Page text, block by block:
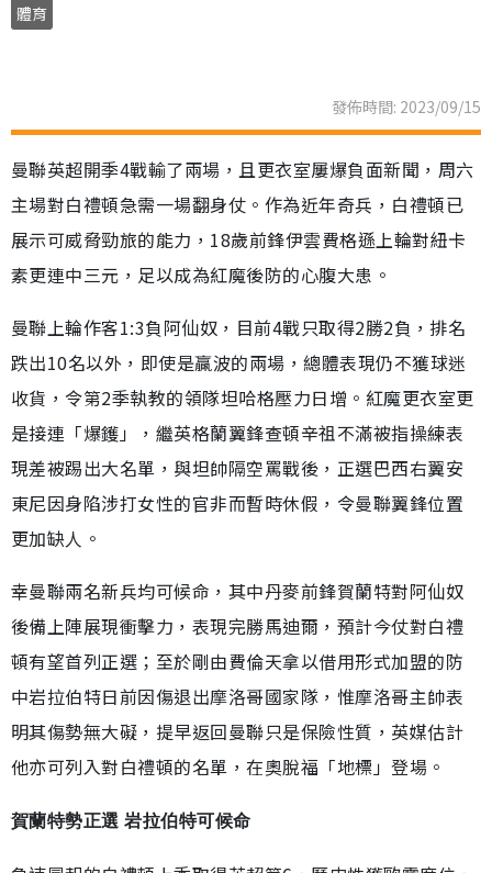
體育
發佈時間: 2023/09/15
曼聯英超開季4戰輸了兩場，且更衣室屢爆負面新聞，周六
主場對白禮頓急需一場翻身仗。作為近年奇兵，白禮頓已
展示可威脅勁旅的能力，18歲前鋒伊雲費格遜上輪對紐卡
素更連中三元，足以成為紅魔後防的心腹大患。
曼聯上輪作客1:3負阿仙奴，目前4戰只取得2勝2負，排名
跌出10名以外，即使是贏波的兩場，總體表現仍不獲球迷
收貨，令第2季執教的領隊坦哈格壓力日增。紅魔更衣室更
是接連「爆鑊」，繼英格蘭翼鋒查頓辛祖不滿被指操練表
現差被踢出大名單，與坦帥隔空罵戰後，正選巴西右翼安
東尼因身陷涉打女性的官非而暫時休假，令曼聯翼鋒位置
更加缺人。
幸曼聯兩名新兵均可候命，其中丹麥前鋒賀蘭特對阿仙奴
後備上陣展現衝擊力，表現完勝馬迪爾，預計今仗對白禮
頓有望首列正選；至於剛由費倫天拿以借用形式加盟的防
中岩拉伯特日前因傷退出摩洛哥國家隊，惟摩洛哥主帥表
明其傷勢無大礙，提早返回曼聯只是保險性質，英媒估計
他亦可列入對白禮頓的名單，在奧脫福「地標」登場。
賀蘭特勢正選 岩拉伯特可候命